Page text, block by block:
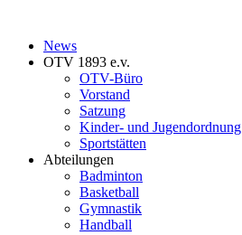
News
OTV 1893 e.v.
OTV-Büro
Vorstand
Satzung
Kinder- und Jugendordnung
Sportstätten
Abteilungen
Badminton
Basketball
Gymnastik
Handball